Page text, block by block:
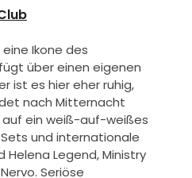
Ikone des
über einen eigenen
ist es hier eher ruhig,
nach Mitternacht
auf ein weiß-auf-weißes
und internationale
Helena Legend, Ministry
Seriöse